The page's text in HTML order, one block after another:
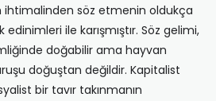
ihtimalinden söz etmenin oldukça
ile karışmıştır. Söz gelimi,
doğabilir ama hayvan
doğuştan değildir. Kapitalist
bir tavır takınmanın